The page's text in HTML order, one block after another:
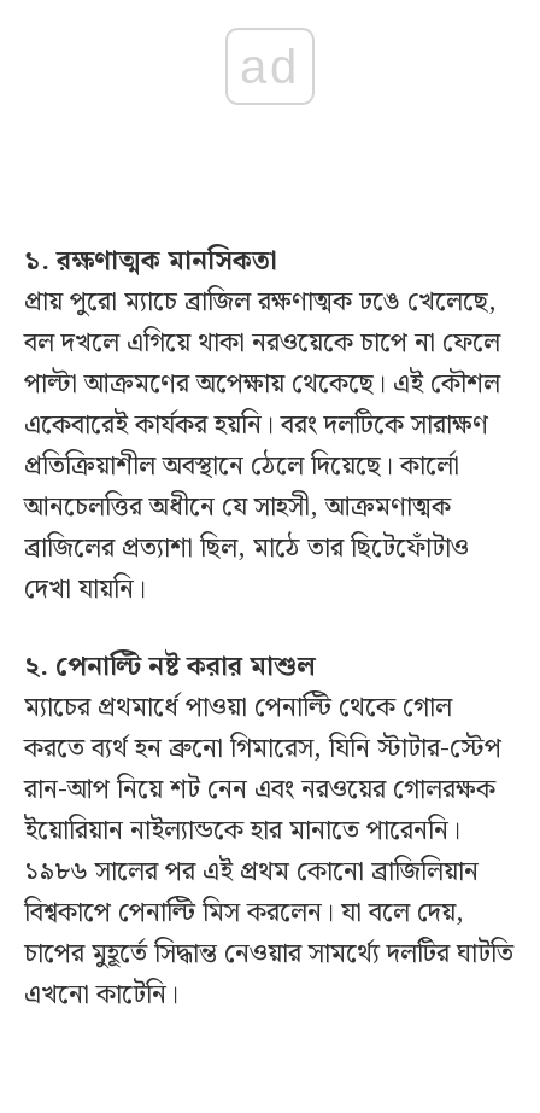
ad
১. রক্ষণাত্মক মানসিকতা
প্রায় পুরো ম্যাচে ব্রাজিল রক্ষণাত্মক ঢঙে খেলেছে,
বল দখলে এগিয়ে থাকা নরওয়েকে চাপে না ফেলে
পাল্টা আক্রমণের অপেক্ষায় থেকেছে। এই কৌশল
একেবারেই কার্যকর হয়নি। বরং দলটিকে সারাক্ষণ
প্রতিক্রিয়াশীল অবস্থানে ঠেলে দিয়েছে। কার্লো
আনচেলত্তির অধীনে যে সাহসী, আক্রমণাত্মক
ব্রাজিলের প্রত্যাশা ছিল, মাঠে তার ছিটেফোঁটাও
দেখা যায়নি।
২. পেনাল্টি নষ্ট করার মাশুল
ম্যাচের প্রথমার্ধে পাওয়া পেনাল্টি থেকে গোল
করতে ব্যর্থ হন ব্রুনো গিমারেস, যিনি স্টাটার-স্টেপ
রান-আপ নিয়ে শট নেন এবং নরওয়ের গোলরক্ষক
ইয়োরিয়ান নাইল্যান্ডকে হার মানাতে পারেননি।
১৯৮৬ সালের পর এই প্রথম কোনো ব্রাজিলিয়ান
বিশ্বকাপে পেনাল্টি মিস করলেন। যা বলে দেয়,
চাপের মুহূর্তে সিদ্ধান্ত নেওয়ার সামর্থ্যে দলটির ঘাটতি
এখনো কাটেনি।